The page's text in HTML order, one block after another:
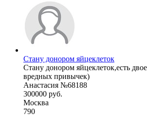
Стану донором яйцеклеток
Стану донором яйцеклеток,есть
вредных привычек)
Анастасия №68188
300000 руб.
Москва
790